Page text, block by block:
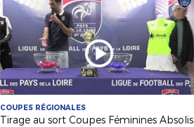
COUPES RÉGIONALES
Tirage au sort Coupes Féminines Absolis